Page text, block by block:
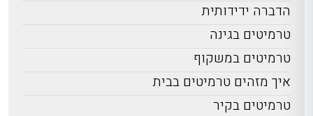
הדברה ידידותית
טרמיטים בגינה
טרמיטים במשקוף
איך מזהים טרמיטים בבית
טרמיטים בקיר